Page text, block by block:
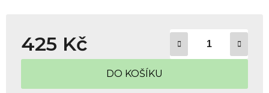
425 Kč
Měrná cena:
DO KOŠÍKU